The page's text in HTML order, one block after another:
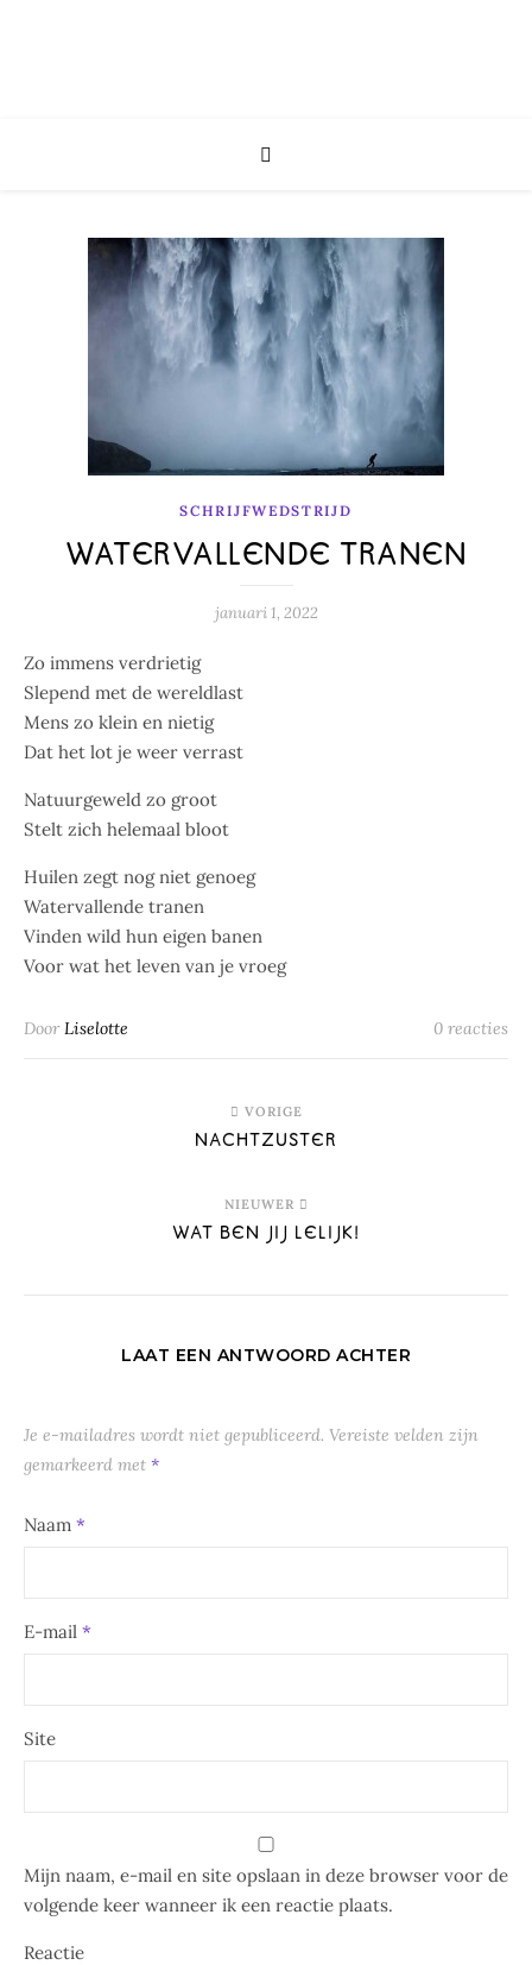
SCHRIJFWEDSTRIJD
WATERVALLENDE TRANEN
januari 1, 2022
Zo immens verdrietig
Slepend met de wereldlast
Mens zo klein en nietig
Dat het lot je weer verrast
Natuurgeweld zo groot
Stelt zich helemaal bloot
Huilen zegt nog niet genoeg
Watervallende tranen
Vinden wild hun eigen banen
Voor wat het leven van je vroeg
DoorLiselotte 0 reacties
VORIGE
NACHTZUSTER
NIEUWER
WAT BEN JIJ LELIJK!
LAAT EEN ANTWOORD ACHTER
Je e-mailadres wordt niet gepubliceerd. Vereiste velden zijn
gemarkeerd met *
Naam *
E-mail *
Site
Mijn naam, e-mail en site opslaan in deze browser voor de
volgende keer wanneer ik een reactie plaats.
Reactie